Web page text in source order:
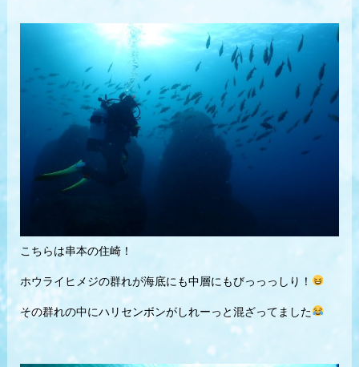
こちらは串本の住崎！
ホウライヒメジの群れが海底にも中層にもびっっっしり！
その群れの中にハリセンボンがしれーっと混ざってました